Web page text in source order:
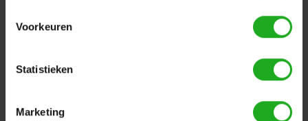
Voorkeuren
Statistieken
Marketing
Dolphin Supreme M3
Dolphin Explorer
Dolphin Cosmos 20